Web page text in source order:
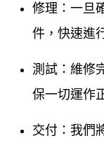
修理：一旦
件，快速進
測試：維修
保一切運作
交付：我們